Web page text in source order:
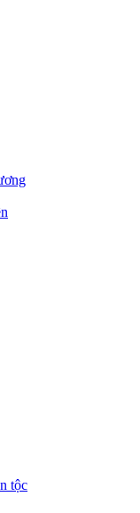
tộc